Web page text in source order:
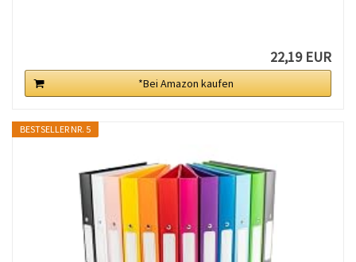
22,19 EUR
*Bei Amazon kaufen
BESTSELLER NR. 5